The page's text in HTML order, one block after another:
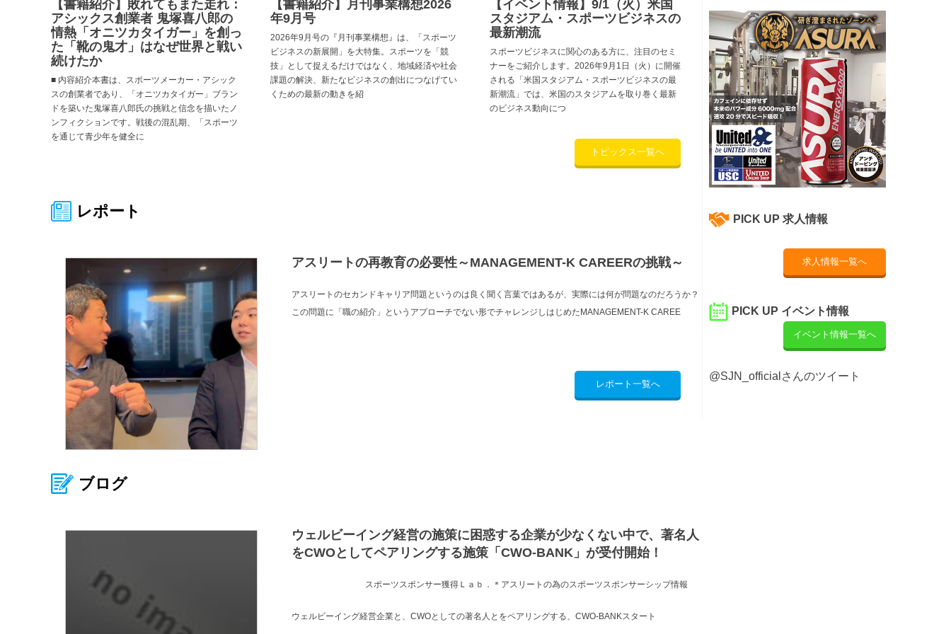
【書籍紹介】敗れてもまた走れ：
アシックス創業者 鬼塚喜八郎の
情熱「オニツカタイガー」を創っ
た「靴の鬼才」はなぜ世界と戦い
続けたか
■ 内容紹介本書は、スポーツメーカー・アシック
スの創業者であり、「オニツカタイガー」ブラン
ドを築いた鬼塚喜八郎氏の挑戦と信念を描いたノ
ンフィクションです。戦後の混乱期、「スポーツ
を通じて青少年を健全に
【書籍紹介】月刊事業構想2026
年9月号
2026年9月号の『月刊事業構想』は、「スポーツ
ビジネスの新展開」を大特集。スポーツを「競
技」として捉えるだけではなく、地域経済や社会
課題の解決、新たなビジネスの創出につなげてい
くための最新の動きを紹
【イベント情報】9/1（火）米国
スタジアム・スポーツビジネスの
最新潮流
スポーツビジネスに関心のある方に、注目のセミ
ナーをご紹介します。2026年9月1日（火）に開催
される「米国スタジアム・スポーツビジネスの最
新潮流」では、米国のスタジアムを取り巻く最新
のビジネス動向につ
トピックス一覧へ
レポート
アスリートの再教育の必要性～MANAGEMENT-K CAREERの挑戦～
アスリートのセカンドキャリア問題というのは良く聞く言葉ではあるが、実際には何が問題なのだろうか？
この問題に「職の紹介」というアプローチでない形でチャレンジしはじめたMANAGEMENT-K CAREE
レポート一覧へ
ブログ
ウェルビーイング経営の施策に困惑する企業が少なくない中で、著名人
をCWOとしてペアリングする施策「CWO-BANK」が受付開始！
スポーツスポンサー獲得Ｌａｂ．＊アスリートの為のスポーツスポンサーシップ情報
ウェルビーイング経営企業と、CWOとしての著名人とをペアリングする、CWO-BANKスタート
PICK UP 求人情報
求人情報一覧へ
PICK UP イベント情報
イベント情報一覧へ
@SJN_officialさんのツイート